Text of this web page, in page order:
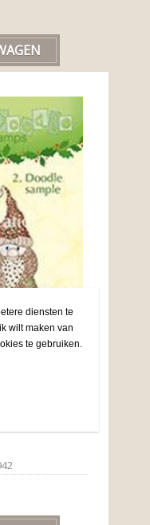
diensten te
wilt maken van
te gebruiken.